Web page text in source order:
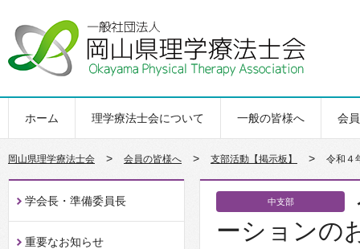
ホーム 理学療法士会について 一般の皆様へ 会
岡山県理学療法士会 > 会員の皆様へ > 支部活動【掲示板】 > 令和４
学会長・準備委員長
重要なお知らせ
中支部
ーションの